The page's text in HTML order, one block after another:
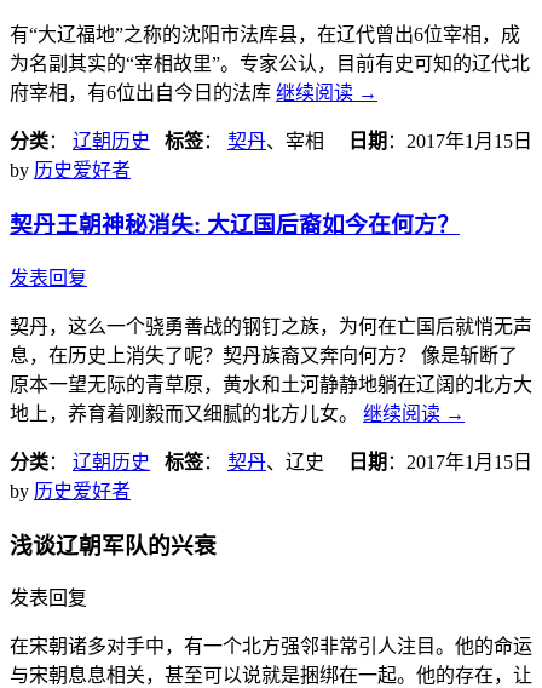
有“大辽福地”之称的沈阳市法库县，在辽代曾出6位宰相，成
为名副其实的“宰相故里”。专家公认，目前有史可知的辽代北
府宰相，有6位出自今日的法库 继续阅读 →
分类： 辽朝历史 标签： 契丹、宰相 日期 ： 2017年1月15日
by 历史爱好者
契丹王朝神秘消失: 大辽国后裔如今在何方？
发表回复
契丹，这么一个骁勇善战的钢钉之族，为何在亡国后就悄无声
息，在历史上消失了呢？契丹族裔又奔向何方？ 像是斩断了
原本一望无际的青草原，黄水和土河静静地躺在辽阔的北方大
地上，养育着刚毅而又细腻的北方儿女。 继续阅读 →
分类： 辽朝历史 标签： 契丹、辽史 日期 ： 2017年1月15日
by 历史爱好者
浅谈辽朝军队的兴衰
发表回复
在宋朝诸多对手中，有一个北方强邻非常引人注目。他的命运
与宋朝息息相关，甚至可以说就是捆绑在一起。他的存在，让